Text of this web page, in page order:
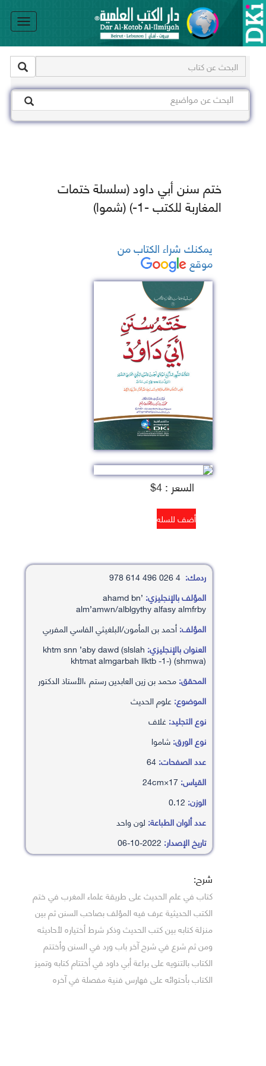
ختم سنن أبي داود (سلسلة ختمات
المغاربة للكتب -1-) (شموا)
يمكنك شراء الكتاب من
موقع
السعر : 4$
ردمك:
المؤلف بالإنجليزي: ’ahamd bn
alm’amwn/alblgythy alfasy almfrby
المؤلف:أحمد بن المأمون/البلغيثي الفاسي المفربي
العنوان بالإنجليزي: khtm snn ’aby dawd (slslah
khtmat almgarbah llktb -1-) (shmwa)
المحقق:محمد بن زين العابدين رستم ،الأستاذ الدكتور
الموضوع:علوم الحديث
نوع التجليد:غلاف
نوع الورق:شاموا
عدد الصفحات:
القياس:
الوزن:
عدد ألوان الطباعة: لون واحد
تاريخ الإصدار:
شرح:
كتاب في علم الحديث على طريقة علماء المغرب في ختم
الكتب الحديثية عرف فيه المؤلف بصاحب السنن ثم بين
منزلة كتابه بين كتب الحديث وذكر شرط أختياره لأحاديثه
ومن ثم شرع في شرح آخر باب ورد في السنن وأختتم
الكتاب بالتنويه على براعة أبي داود في أختتام كتابه وتميز
الكتاب بأحتوائه على فهارس فنية مفصلة في آخره